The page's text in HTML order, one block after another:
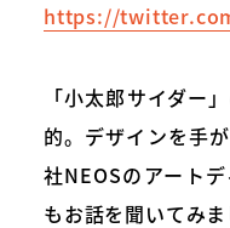
https://
「小太郎サイダー
的。デザインを手
社NEOSのアート
もお話を聞いてみま